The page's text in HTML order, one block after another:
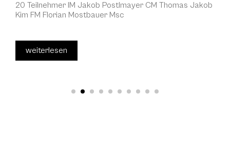
20 Teilnehmer IM Jakob Postlmayer CM Thomas Jakob
Kim FM Florian Mostbauer Msc
weiterlesen